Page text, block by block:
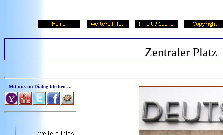
Zentraler Platz
Mit uns im Dialog bleiben ...